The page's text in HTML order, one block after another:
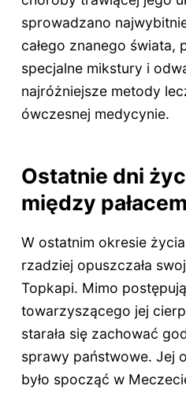
sprowadzano
całego znanego świata,
specjalne mikstury i
najróżniejsze metody
ówczesnej medycynie.
Ostatnie dni
między
W ostatnim okresie
rzadziej opuszczała
Topkapi. Mimo
towarzyszącego jej
starała się zachować
sprawy państwowe. Jej
było spocząć w